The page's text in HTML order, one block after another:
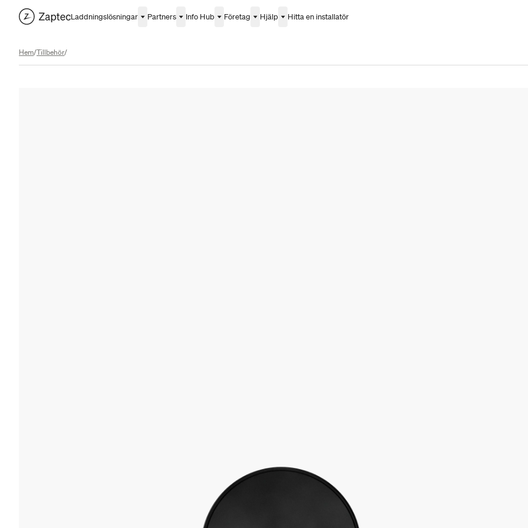
Laddningslösningar Partners Info Hub Företag Hjälp Hitta en installatör
Hem/Tillbehör/